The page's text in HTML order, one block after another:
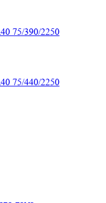
75/390/2250
75/440/2250